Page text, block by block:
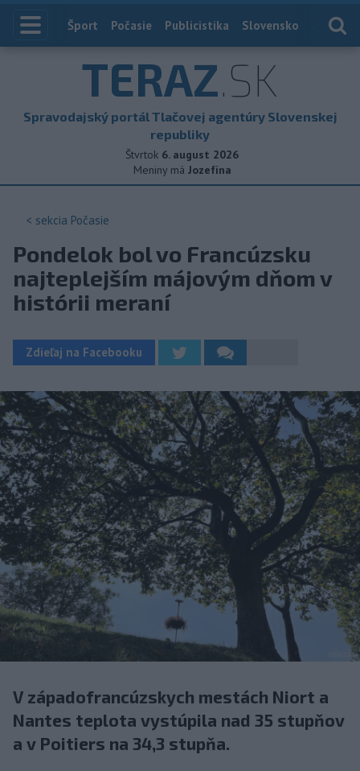
Index
Šport Počasie Publicistika Slovensko
TERAZ.SK
Spravodajský portál Tlačovej agentúry Slovenskej
republiky
Štvrtok 6. august 2026
Meniny má Jozefína
< sekcia Počasie
Pondelok bol vo Francúzsku
najteplejším májovým dňom v
histórii meraní
Zdieľaj na Facebooku
V západofrancúzskych mestách Niort a
Nantes teplota vystúpila nad 35 stupňov
a v Poitiers na 34,3 stupňa.